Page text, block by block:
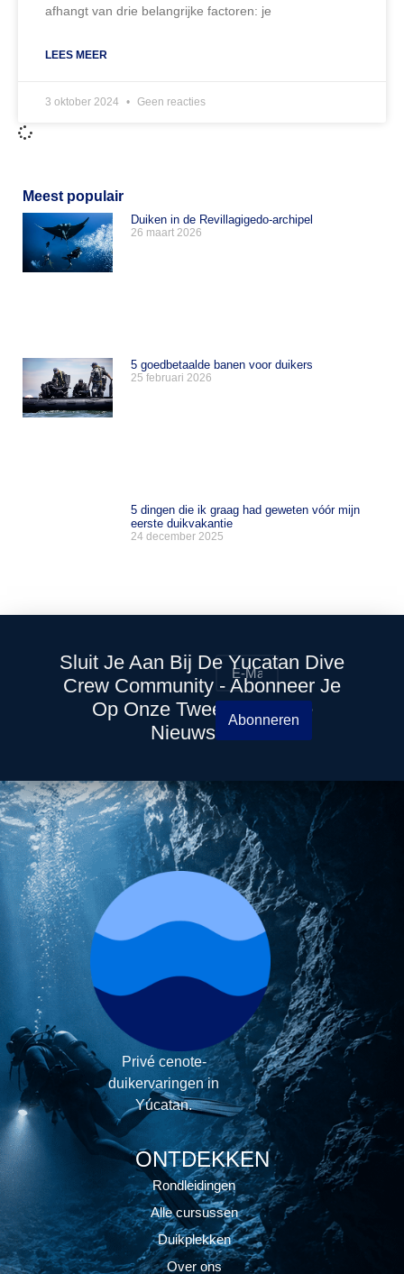
afhangt van drie belangrijke factoren: je
LEES MEER
3 oktober 2024 Geen reacties
Meest populair
Duiken in de Revillagigedo-archipel
26 maart 2026
5 goedbetaalde banen voor duikers
25 februari 2026
5 dingen die ik graag had geweten vóór mijn
eerste duikvakantie
24 december 2025
Sluit Je Aan Bij De Yucatan Dive
Crew Community - Abonneer Je
Op Onze Tweewekelijkse
Nieuwsbrief
Abonneren
Privé cenote-
duikervaringen in
Yúcatan.
ONTDEKKEN
Rondleidingen
Alle cursussen
Duikplekken
Over ons